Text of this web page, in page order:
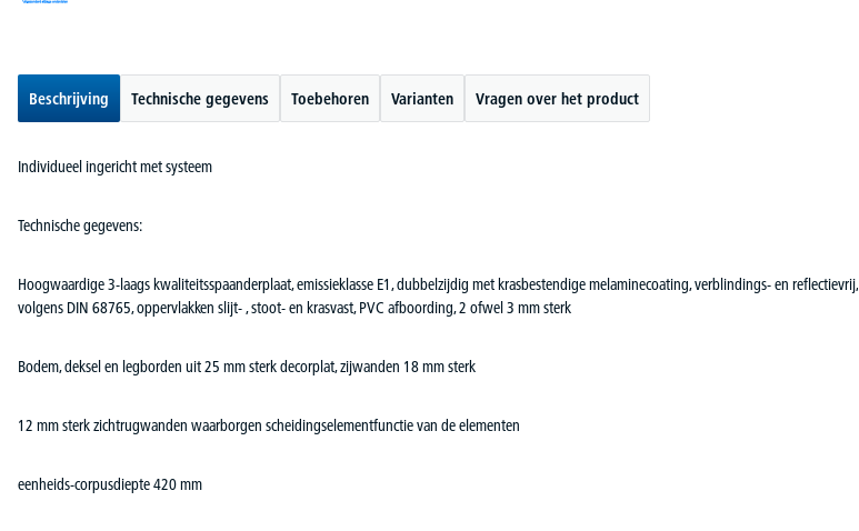
Beschrijving Technische gegevens Toebehoren Varianten Vragen over het product
Individueel ingericht met systeem
Technische gegevens:
Hoogwaardige 3-laags kwaliteitsspaanderplaat, emissieklasse E1, dubbelzijdig met krasbestendige melaminecoating, verblindings- en reflectievrij,
volgens DIN 68765, oppervlakken slijt- , stoot- en krasvast, PVC afboording, 2 ofwel 3 mm sterk
Bodem, deksel en legborden uit 25 mm sterk decorplat, zijwanden 18 mm sterk
12 mm sterk zichtrugwanden waarborgen scheidingselementfunctie van de elementen
eenheids-corpusdiepte 420 mm